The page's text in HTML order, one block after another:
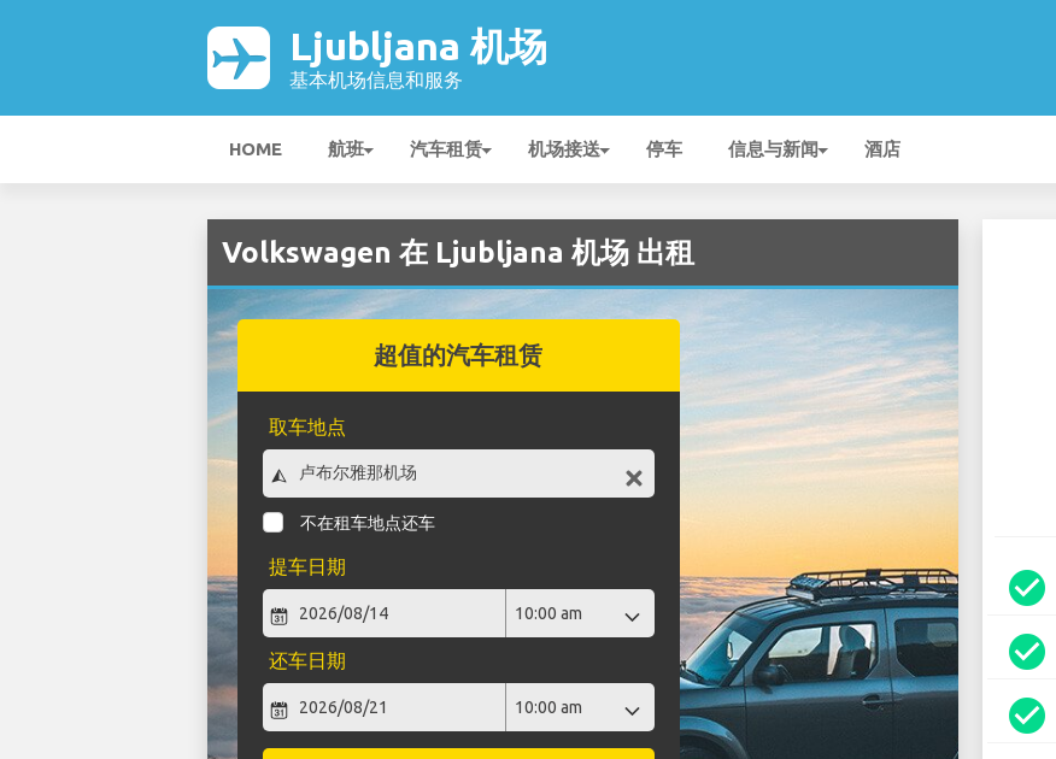
Ljubljana 机场
基本机场信息和服务
HOME 航班 汽车租赁 机场接送 停车 信息与新闻 酒店
Volkswagen 在 Ljubljana 机场 出租
超值的汽车租赁
取车地点
不在租车地点还车
提车日期
还车日期
check_circle
check_circle
check_circle